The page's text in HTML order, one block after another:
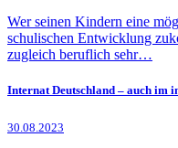
Wer seinen Kindern eine
schulischen Entwicklung
zugleich beruflich sehr…
Internat Deutschland – auch im
30.08.2023